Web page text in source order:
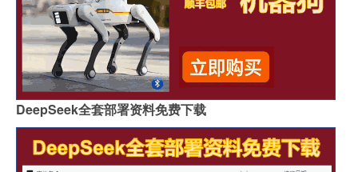
DeepSeek全套部署资料免费下载